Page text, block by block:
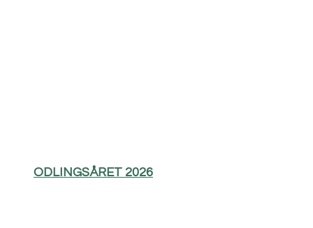
ODLINGSÅRET 2026